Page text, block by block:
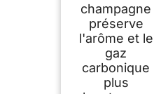
modernes
champagne
préserve
l'arôme et le
gaz
carbonique
plus